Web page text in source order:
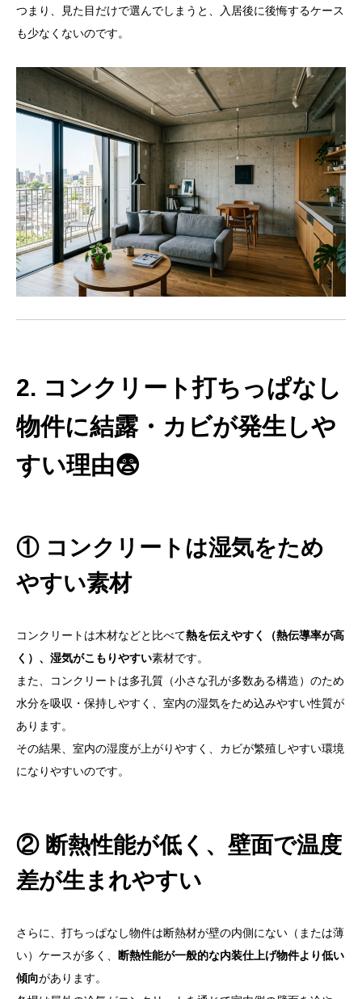
つまり、見た目だけで選んでしまうと、入居後に後悔するケース
も少なくないのです。
2. コンクリート打ちっぱなし
物件に結露・カビが発生しや
すい理由😨
① コンクリートは湿気をため
やすい素材
コンクリートは木材などと比べて熱を伝えやすく（熱伝導率が高
く）、湿気がこもりやすい素材です。
また、コンクリートは多孔質（小さな孔が多数ある構造）のため
水分を吸収・保持しやすく、室内の湿気をため込みやすい性質が
あります。
その結果、室内の湿度が上がりやすく、カビが繁殖しやすい環境
になりやすいのです。
② 断熱性能が低く、壁面で温度
差が生まれやすい
さらに、打ちっぱなし物件は断熱材が壁の内側にない（または薄
い）ケースが多く、
断熱性能が一般的な内装仕上げ物件より低い
傾向があります。